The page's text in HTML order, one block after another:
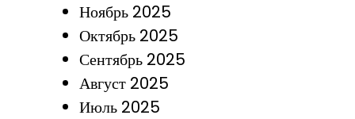
Ноябрь 2025
Октябрь 2025
Сентябрь 2025
Август 2025
Июль 2025